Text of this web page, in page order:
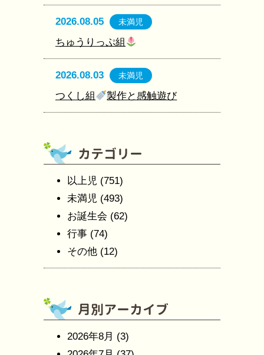
2026.08.05 未満児
ちゅうりっぷ組
2026.08.03 未満児
つくし組 製作と感触遊び
以上児 (751)
未満児 (493)
お誕生会 (62)
行事 (74)
その他 (12)
2026年8月 (3)